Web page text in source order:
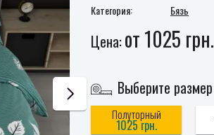
Категория:
Бязь
Цена:от 1025 грн.
Выберите размер
Полуторный
1025 грн.